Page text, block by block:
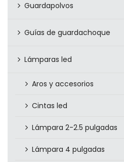
Guardapolvos
Guías de guardachoque
Lámparas led
Aros y accesorios
Cintas led
Lámpara 2-2.5 pulgadas
Lámpara 4 pulgadas